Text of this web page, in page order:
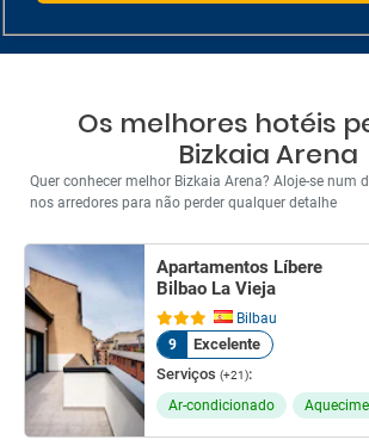
Os melhores hotéis
Bizkaia Arena
Quer conhecer melhor Bizkaia Arena? Aloje-se num
nos arredores para não perder qualquer detalhe
Apartamentos Líbere
Bilbao La Vieja
Bilbau
9
Excelente
Serviços (+21):
Ar-condicionado